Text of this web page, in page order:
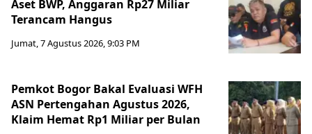
Aset BWP, Anggaran Rp27 Miliar
Terancam Hangus
Jumat, 7 Agustus 2026, 9:03 PM
Pemkot Bogor Bakal Evaluasi WFH
ASN Pertengahan Agustus 2026,
Klaim Hemat Rp1 Miliar per Bulan